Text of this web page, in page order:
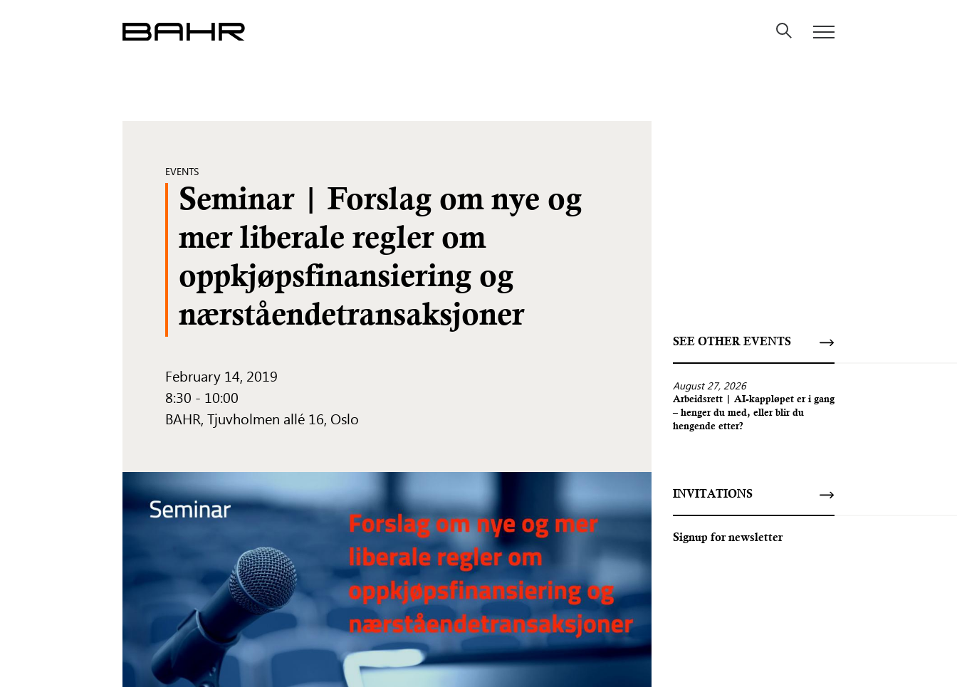
EVENTS
Seminar | Forslag om nye og
mer liberale regler om
oppkjøpsfinansiering og
nærståendetransaksjoner
February 14, 2019
8:30 - 10:00
BAHR, Tjuvholmen allé 16, Oslo
SEE OTHER EVENTS
August 27, 2026
Arbeidsrett | AI-kappløpet er i gang
– henger du med, eller blir du
hengende etter?
INVITATIONS
Signup for newsletter